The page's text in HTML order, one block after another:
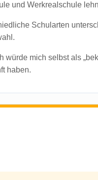
und Werkrealschule
Schularten
mich selbst als
haben.